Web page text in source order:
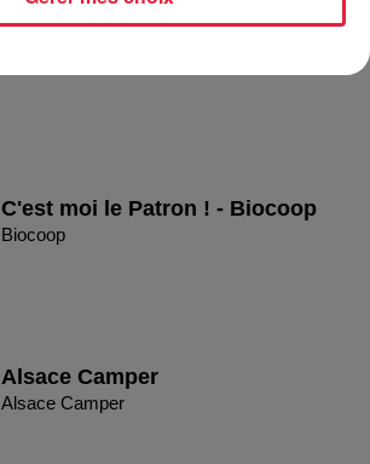
C'est moi le Patron ! - Biocoop
Biocoop
Alsace Camper
Alsace Camper